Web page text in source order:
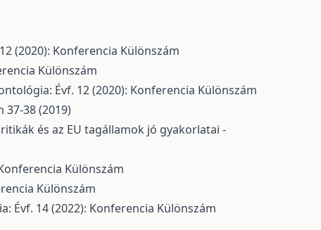
(2020): Konferencia Különszám
Különszám
Évf. 12 (2020): Konferencia Különszám
37-38 (2019)
és az EU tagállamok jó gyakorlatai -
Különszám
Különszám
Évf. 14 (2022): Konferencia Különszám